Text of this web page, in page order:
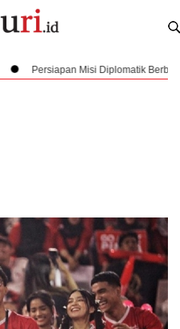
Persiapan Misi Diplomatik Berbahaya